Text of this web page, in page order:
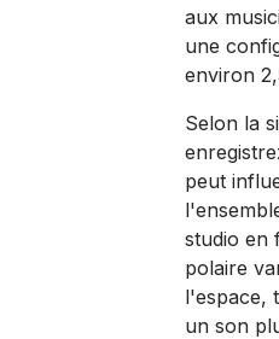
aux
une
environ
Selon la
peut
studio en
polaire
l'espace,
un son